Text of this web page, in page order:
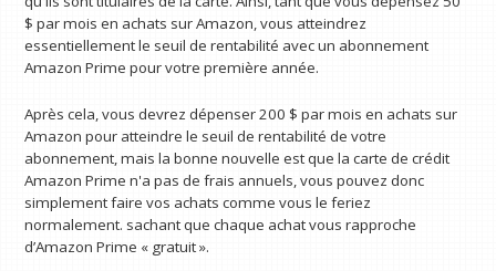
$ par mois en achats sur Amazon, vous atteindrez
essentiellement le seuil de rentabilité avec un abonnement
Amazon Prime pour votre première année.
Après cela, vous devrez dépenser 200 $ par mois en achats sur
Amazon pour atteindre le seuil de rentabilité de votre
abonnement, mais la bonne nouvelle est que la carte de crédit
Amazon Prime n'a pas de frais annuels, vous pouvez donc
simplement faire vos achats comme vous le feriez
normalement. sachant que chaque achat vous rapproche
d’Amazon Prime « gratuit ».